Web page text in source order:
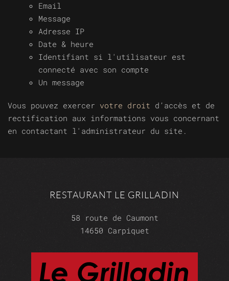
Email
Message
Adresse IP
Date & heure
Identifiant si l'utilisateur est
connecté avec son compte
Un message
Vous pouvez exercer votre droit d’accès et de
rectification aux informations vous concernant
en contactant l'administrateur du site.
RESTAURANT LE GRILLADIN
58 route de Caumont
14650 Carpiquet